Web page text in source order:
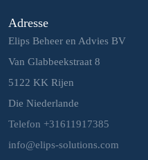
Adresse
Elips Beheer en Advies BV
Van Glabbeekstraat 8
5122 KK Rijen
Die Niederlande
Telefon +31611917385
info@elips-solutions.com